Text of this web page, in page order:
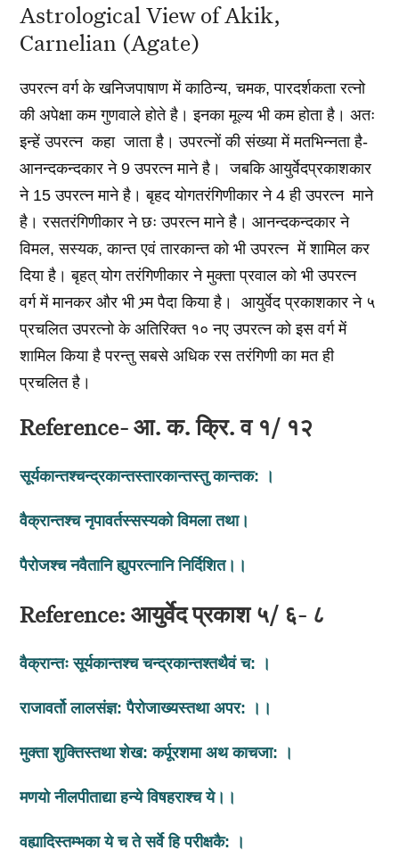
Astrological View of Akik,
Carnelian (Agate)
उपरत्न वर्ग के खनिजपाषाण में काठिन्य, चमक, पारदर्शकता रत्नो
की अपेक्षा कम गुणवाले होते है। इनका मूल्य भी कम होता है। अतः
इन्हें उपरत्न कहा जाता है। उपरत्नों की संख्या में मतभिन्नता है-
आनन्दकन्दकार ने 9 उपरत्न माने है। जबकि आयुर्वेदप्रकाशकार
ने 15 उपरत्न माने है। बृहद योगतरंगिणीकार ने 4 ही उपरत्न माने
है। रसतरंगिणीकार ने छः उपरत्न माने है। आनन्दकन्दकार ने
विमल, सस्यक, कान्त एवं तारकान्त को भी उपरत्न में शामिल कर
दिया है। बृहत् योग तरंगिणीकार ने मुक्ता प्रवाल को भी उपरत्न
वर्ग में मानकर और भी भ्र्म पैदा किया है। आयुर्वेद प्रकाशकार ने ५
प्रचलित उपरत्नो के अतिरिक्त १० नए उपरत्न को इस वर्ग में
शामिल किया है परन्तु सबसे अधिक रस तरंगिणी का मत ही
प्रचलित है।
Reference- आ. क. क्रि. व १/ १२
सूर्यकान्तश्चन्द्रकान्तस्तारकान्तस्तु कान्तक: ।
वैक्रान्तश्च नृपावर्तस्सस्यको विमला तथा।
पैरोजश्च नवैतानि ह्युपरत्नानि निर्दिशित।।
Reference: आयुर्वेद प्रकाश ५/ ६- ८
वैक्रान्तः सूर्यकान्तश्च चन्द्रकान्तश्तथैवं च: ।
राजावर्तो लालसंज्ञ:पैरोजाख्यस्तथा अपर: ।।
मुक्ता शुक्तिस्तथा शेख:कर्पूरशमा अथ काचजा: ।
मणयो नीलपीताद्या हन्ये विषहराश्च ये।।
वह्यादिस्तम्भका ये च ते सर्वे हि परीक्षकै: ।